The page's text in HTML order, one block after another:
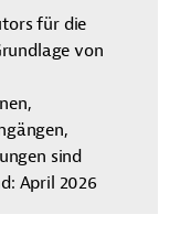
für die
von
sind
April 2026